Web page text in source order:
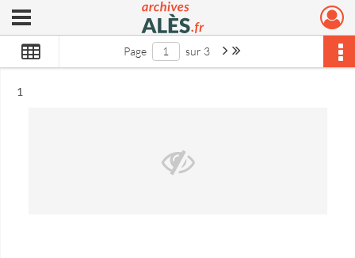
Archives municipales d'Alès
Ouvrir le menu déroulant
Page sur 3 Page suivante : 1/3
Résultat n°
1